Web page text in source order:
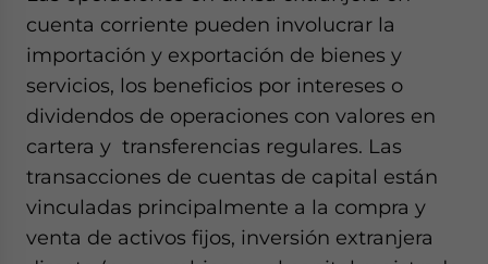
cuenta corriente pueden involucrar la
importación y exportación de bienes y
servicios, los beneficios por intereses o
dividendos de operaciones con valores en
cartera y transferencias regulares. Las
transacciones de cuentas de capital están
vinculadas principalmente a la compra y
venta de activos fijos, inversión extranjera